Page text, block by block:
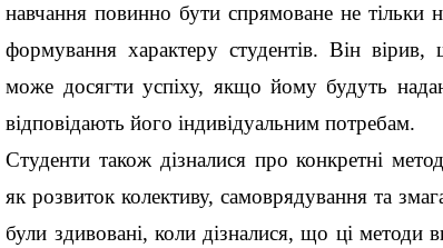
навчання повинно бути спрямоване не тільки
формування характеру студентів. Він
може досягти успіху, якщо йому будуть
відповідають його індивідуальним потребам.
Студенти також дізналися про конкретні
як розвиток колективу, самоврядування та
були здивовані, коли дізналися, що ці методи